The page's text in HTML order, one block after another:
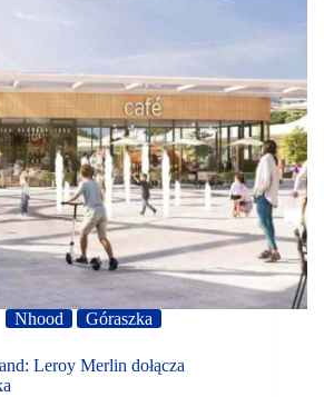
Nhood Góraszka
Leroy Merlin dołącza